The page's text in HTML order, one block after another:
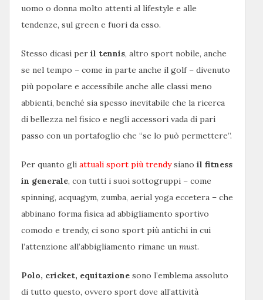
uomo o donna molto attenti al lifestyle e alle
tendenze, sul green e fuori da esso.
Stesso dicasi per il tennis, altro sport nobile, anche
se nel tempo – come in parte anche il golf – divenuto
più popolare e accessibile anche alle classi meno
abbienti, benché sia spesso inevitabile che la ricerca
di bellezza nel fisico e negli accessori vada di pari
passo con un portafoglio che “se lo può permettere”.
Per quanto gli attuali sport più trendysiano il fitness
in generale, con tutti i suoi sottogruppi – come
spinning, acquagym, zumba, aerial yoga eccetera – che
abbinano forma fisica ad abbigliamento sportivo
comodo e trendy, ci sono sport più antichi in cui
l’attenzione all’abbigliamento rimane un must.
Polo, cricket, equitazione sono l’emblema assoluto
di tutto questo, ovvero sport dove all’attività